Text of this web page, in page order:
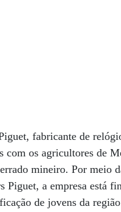
fabricante de
com os agricultores de
mineiro. Por meio
Piguet, a empresa está
de jovens da